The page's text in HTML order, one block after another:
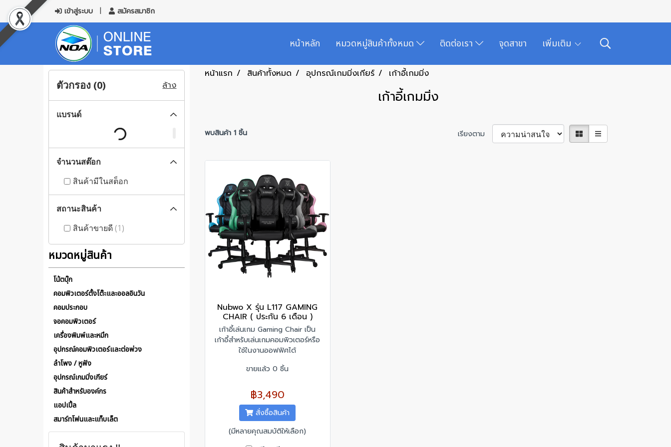
เข้าสู่ระบบ สมัครสมาชิก
หน้าหลัก หมวดหมู่สินค้าทั้งหมด ติดต่อเรา จุดสาขา เพิ่มเติม
หน้าแรก สินค้าทั้งหมด อุปกรณ์เกมมิ่งเกียร์ เก้าอี้เกมมิ่ง
เก้าอี้เกมมิ่ง
พบสินค้า 1 ชิ้น เรียงตาม
Nubwo X รุ่น L117 GAMING
CHAIR ( ประกัน 6 เดือน )
เก้าอี้เล่นเกม Gaming Chair เป็น
เก้าอี้สำหรับเล่นเกมคอมพิวเตอร์หรือ
ใช้ในงานออฟฟิศได้
ขายแล้ว 0 ชิ้น
฿3,490
สั่งซื้อสินค้า
(มีหลายคุณสมบัติให้เลือก)
ตัวกรอง (0) ล้าง
แบรนด์
จำนวนสต๊อก
สินค้ามีในสต็อก
สถานะสินค้า
สินค้าขายดี(1)
หมวดหมู่สินค้า
โน้ตบุ๊ก
คอมพิวเตอร์ตั้งโต๊ะและออลอินวัน
คอมประกอบ
จอคอมพิวเตอร์
เครื่องพิมพ์และหมึก
อุปกรณ์คอมพิวเตอร์และต่อพ่วง
ลำโพง / หูฟัง
อุปกรณ์เกมมิ่งเกียร์
สินค้าสำหรับองค์กร
แอปเปิ้ล
สมาร์ทโฟนและแท็บเล็ต